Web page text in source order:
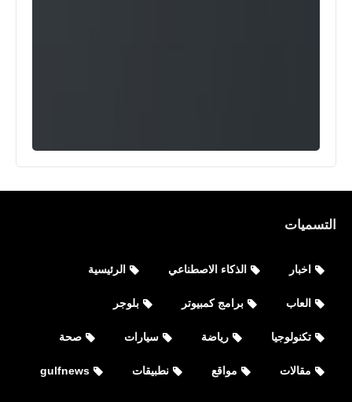
التسميات
اخبار الذكاء الاصطناعي الرئيسية
العاب برامج كمبيوتر بلوجر
تكنولوجيا رياضة سيارات صحة
مقالات مواقع نطبيقات gulfnews